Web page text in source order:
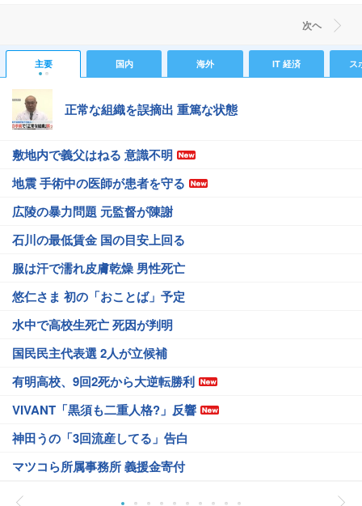
次ヘ
主要 国内 海外 IT 経済 ス
正常な組織を誤摘出 重篤な状態
敷地内で義父はねる 意識不明
地震 手術中の医師が患者を守る
広陵の暴力問題 元監督が陳謝
石川の最低賃金 国の目安上回る
服は汗で濡れ皮膚乾燥 男性死亡
悠仁さま 初の「おことば」予定
水中で高校生死亡 死因が判明
国民民主代表選 2人が立候補
有明高校、9回2死から大逆転勝利
VIVANT「黒須も二重人格?」反響
神田うの「3回流産してる」告白
マツコら所属事務所 義援金寄付